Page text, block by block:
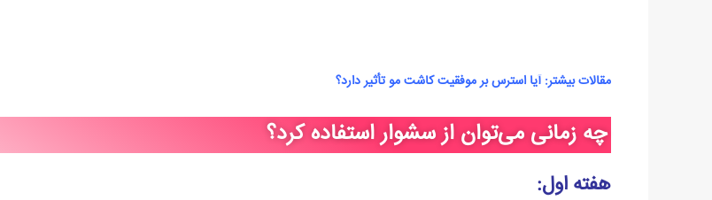
مقالات بیشتر:آیا استرس بر موفقیت کاشت مو تأثیر دارد؟
چه زمانی می‌توان از سشوار استفاده کرد؟
هفته اول: